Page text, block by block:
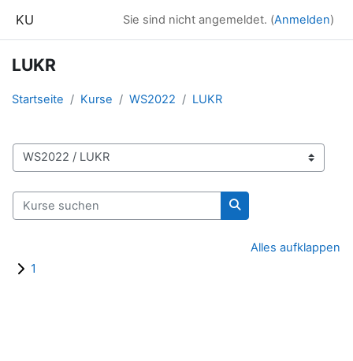
KU Sie sind nicht angemeldet. (Anmelden)
LUKR
Startseite Kurse WS2022 LUKR
Kursbereiche
Kurse suchen
Kurse suchen
Alles aufklappen
1